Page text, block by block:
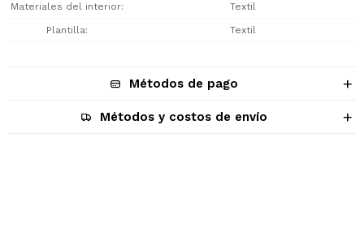
Materiales del interior Textil
Plantilla Textil
Métodos de pago
Métodos y costos de envío